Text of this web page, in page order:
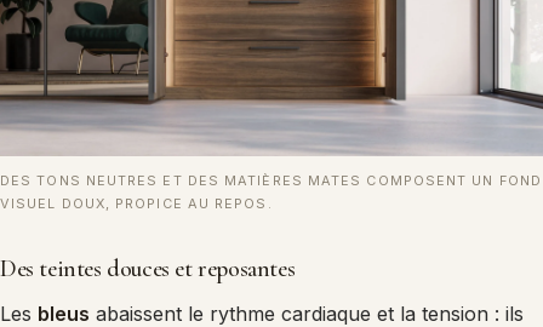
DES TONS NEUTRES ET DES MATIÈRES MATES COMPOSENT UN FOND
VISUEL DOUX, PROPICE AU REPOS.
Des teintes douces et reposantes
Les bleus abaissent le rythme cardiaque et la tension : ils